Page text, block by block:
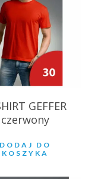
18.59zł
GEFFER
czerwony
DODAJ DO
KOSZYKA